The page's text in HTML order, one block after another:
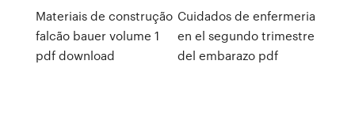
Materiais de construção
falcão bauer volume 1
pdf download
Cuidados de enfermeria
en el segundo trimestre
del embarazo pdf